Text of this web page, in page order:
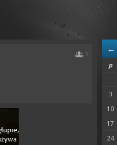
1 ←
p
3
10
17
24